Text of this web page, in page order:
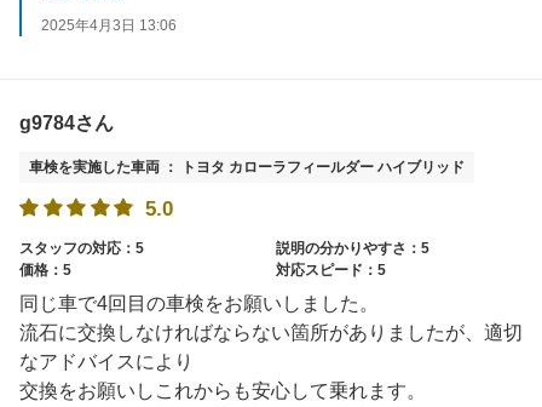
2025年4月3日 13:06
g9784さん
車検を実施した車両 ： トヨタ カローラフィールダー ハイブリッド
5.0
スタッフの対応：5
説明の分かりやすさ：5
価格：5
対応スピード：5
同じ車で4回目の車検をお願いしました。
流石に交換しなければならない箇所がありましたが、適切
なアドバイスにより
交換をお願いしこれからも安心して乗れます。